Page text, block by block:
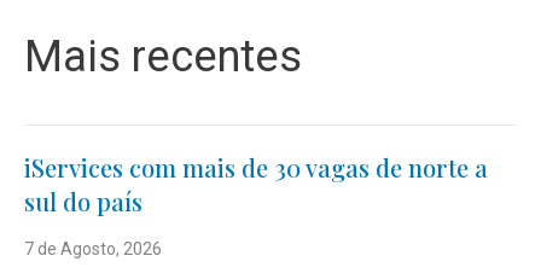
Mais recentes
iServices com mais de 30 vagas de norte a
sul do país
7 de Agosto, 2026